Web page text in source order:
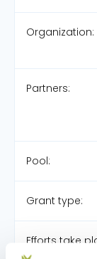
Organization:
Partners:
Pool:
Grant type:
Efforts take